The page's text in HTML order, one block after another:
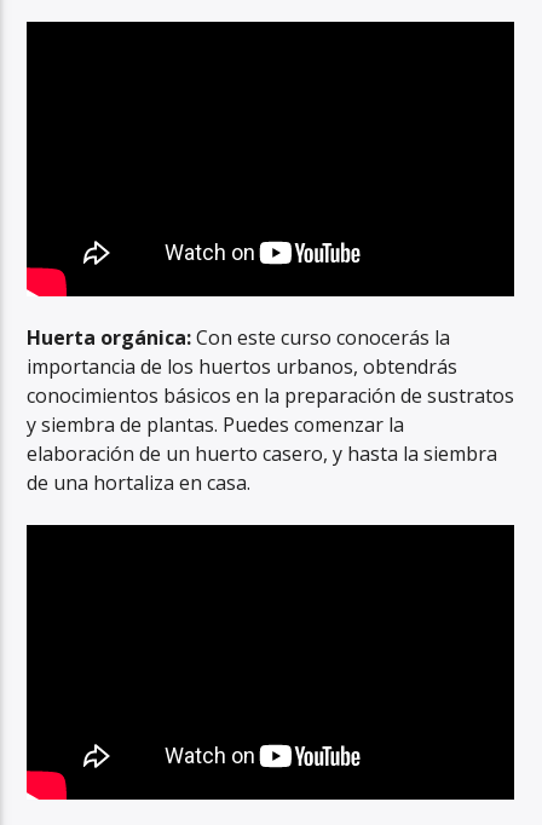
Huerta orgánica:Con este curso conocerás la
importancia de los huertos urbanos, obtendrás
conocimientos básicos en la preparación de sustratos
y siembra de plantas. Puedes comenzar la
elaboración de un huerto casero, y hasta la siembra
de una hortaliza en casa.